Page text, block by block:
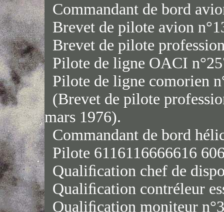
Commandant de bord
Brevet de pilote avion
Brevet de pilote
Pilote de ligne OACI
Pilote de ligne comorien
(Brevet de pilote
mars 1976).
Commandant de bord
Pilote 6116116666616
Qualiﬁcation chef de
Qualiﬁcation contréleur
Qualiﬁcation moniteur